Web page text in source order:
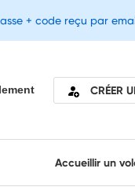
CRÉER
Accueillir un
+ code reçu par